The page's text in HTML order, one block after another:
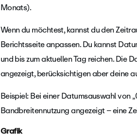
Monats).
Wenn du möchtest, kannst du den
Berichtsseite anpassen. Du kannst
und bis zum aktuellen Tag reichen. Die
angezeigt, berücksichtigen aber deine
Beispiel: Bei einer Datumsauswahl von
Bandbreitennutzung angezeigt – eine
Grafik